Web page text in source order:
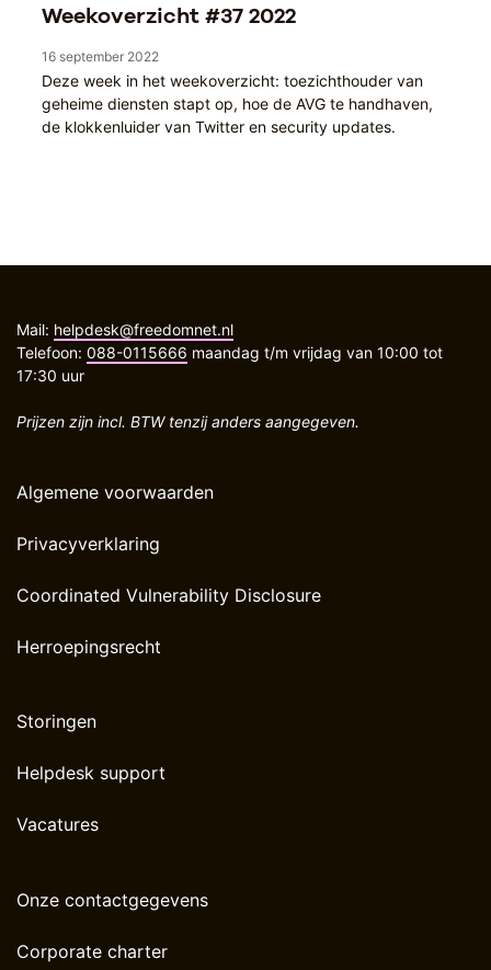
Weekoverzicht #37 2022
16 september 2022
Deze week in het weekoverzicht: toezichthouder van
geheime diensten stapt op, hoe de AVG te handhaven,
de klokkenluider van Twitter en security updates.
Mail: helpdesk@freedomnet.nl
Telefoon: 088-0115666 maandag t/m vrijdag van 10:00 tot
17:30 uur
Prijzen zijn incl. BTW tenzij anders aangegeven.
Algemene voorwaarden
Privacyverklaring
Coordinated Vulnerability Disclosure
Herroepingsrecht
Storingen
Helpdesk support
Vacatures
Onze contactgegevens
Corporate charter